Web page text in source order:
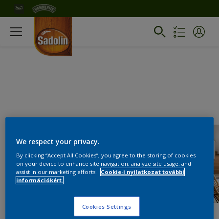
We respect your privacy.
By clicking “Accept All Cookies”, you agree to the storing of cookies
on your device to enhance site navigation, analyze site usage, and
assist in our marketing efforts.
Cookie-i nyilatkozat további
információkért.
Cookies Settings